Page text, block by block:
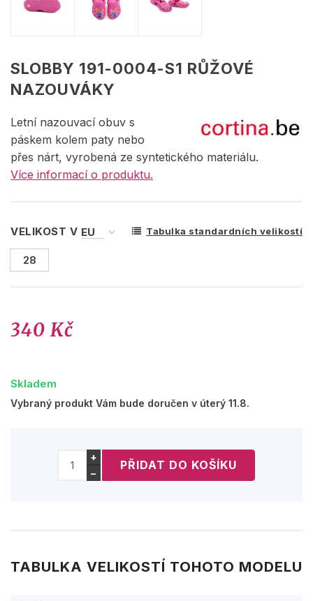
SLOBBY 191-0004-S1 RŮŽOVÉ
NAZOUVÁKY
Letní nazouvací obuv s
páskem kolem paty nebo
přes nárt, vyrobená ze syntetického materiálu.
Více informací o produktu.
VELIKOST V Tabulka standardních velikostí
28
340 Kč
Skladem
Vybraný produkt Vám bude doručen v úterý 11.8.
+
−
TABULKA VELIKOSTÍ TOHOTO MODELU